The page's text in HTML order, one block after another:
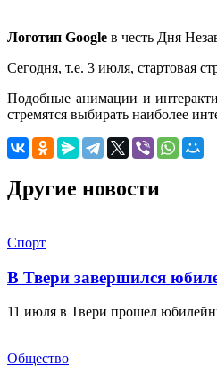
Логотип Google в честь Дня
Сегодня, т.е. 3 июля, стартовая
Подобные анимации и
стремятся выбирать наиболее
Другие новости
Спорт
В Твери завершился
11 июля в Твери прошел
Общество